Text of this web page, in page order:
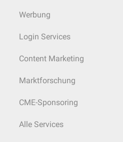
Werbung
Login Services
Content Marketing
Marktforschung
CME-Sponsoring
Alle Services